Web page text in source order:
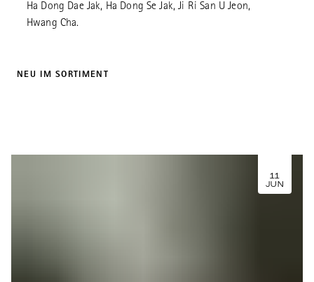
Ha Dong Dae Jak, Ha Dong Se Jak, Ji Ri San U Jeon,
Hwang Cha.
NEU IM SORTIMENT
11
JUN